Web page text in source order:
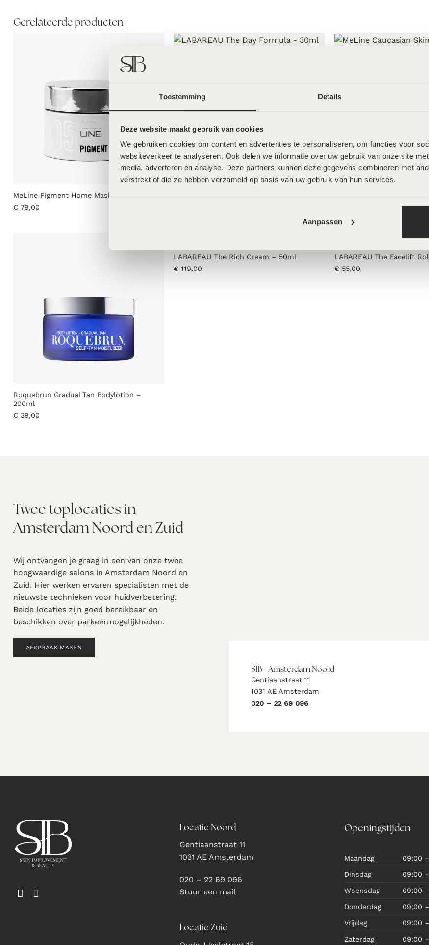
Toestemming Details
Deze website maakt gebruik van cookies
We gebruiken cookies om content en advertenties te personaliseren, om functies voor
websiteverkeer te analyseren. Ook delen we informatie over uw gebruik van onze site
media, adverteren en analyse. Deze partners kunnen deze gegevens combineren met
verstrekt of die ze hebben verzameld op basis van uw gebruik van hun services.
Aanpassen
Gerelateerde producten
MeLine Pigment Home Mask – 30g
€79,00
Roquebrun Gradual Tan Bodylotion –
200ml
€39,00
LABAREAU The Rich Cream – 50ml
€ 119,00
LABAREAU The Facelift
€55,00
Twee toplocaties in
Amsterdam Noord en Zuid
Wij ontvangen je graag in een van onze twee
hoogwaardige salons in Amsterdam Noord en
Zuid. Hier werken ervaren specialisten met de
nieuwste technieken voor huidverbetering.
Beide locaties zijn goed bereikbaar en
beschikken over parkeermogelijkheden.
AFSPRAAK MAKEN
SIB - Amsterdam Noord
Gentiaanstraat 11
1031 AE Amsterdam
020 – 22 69 096
Locatie Noord
Gentiaanstraat 11
1031 AE Amsterdam
020 – 22 69 096
Stuur een mail
Locatie Zuid
Openingstijden
Maandag 09:00
Dinsdag 09:00
Woensdag 09:00
Donderdag 09:00
Vrijdag 09:00
Zaterdag 09:00